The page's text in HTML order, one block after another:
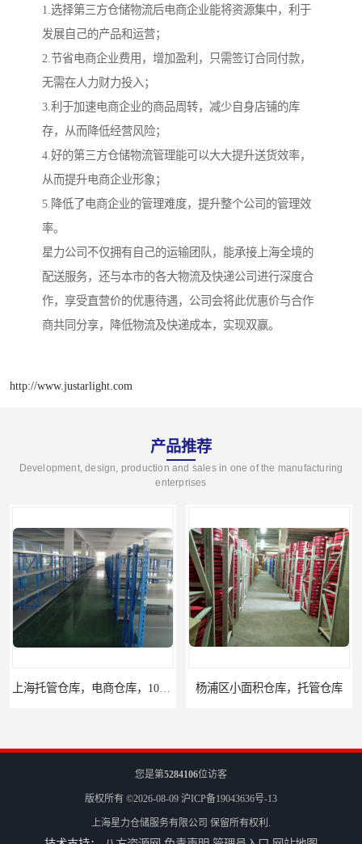
1.选择第三方仓储物流后电商企业能将资源集中，利于
发展自己的产品和运营；
2.节省电商企业费用，增加盈利，只需签订合同付款，
无需在人力财力投入；
3.利于加速电商企业的商品周转，减少自身店铺的库
存，从而降低经营风险；
4.好的第三方仓储物流管理能可以大大提升送货效率，
从而提升电商企业形象；
5.降低了电商企业的管理难度，提升整个公司的管理效
率。
星力公司不仅拥有自己的运输团队，能承接上海全境的
配送服务，还与本市的各大物流及快递公司进行深度合
作，享受直营价的优惠待遇，公司会将此优惠价与合作
商共同分享，降低物流及快递成本，实现双赢。
http://www.justarlight.com
产品推荐
Development, design, production and sales in one of the manufacturing
enterprises
杨浦区小面积仓库，托管仓库
您是第5284106位访客
版权所有 ©2026-08-09 沪ICP备19043636号-13
上海星力仓储服务有限公司 保留所有权利.